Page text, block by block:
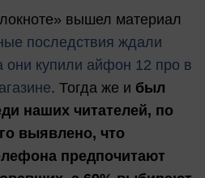
вышел материал
последствия ждали
они купили айфон 12 про в
. Тогда же и был
наших читателей, по
выявлено, что
предпочитают